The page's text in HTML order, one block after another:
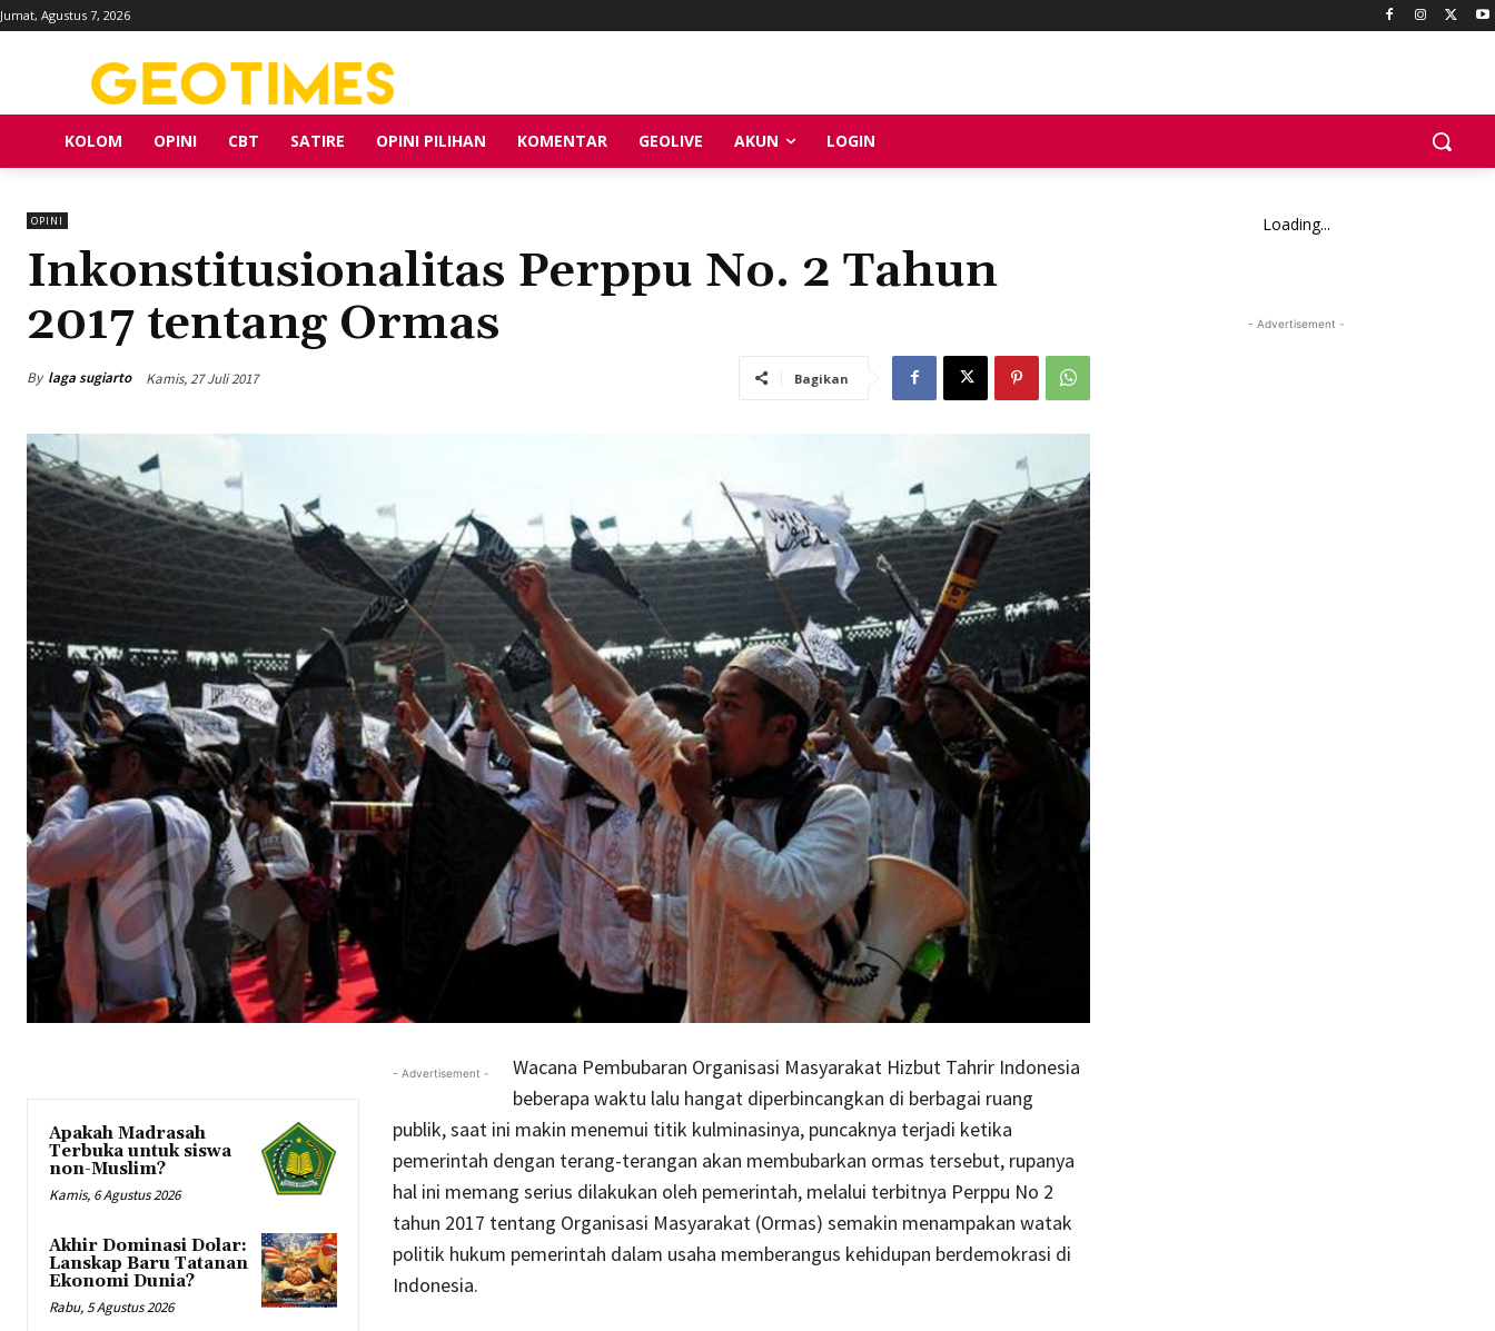
Jumat, Agustus 7, 2026
KOLOM OPINI CBT SATIRE OPINI PILIHAN KOMENTAR GEOLIVE AKUN LOGIN
OPINI
Inkonstitusionalitas Perppu No. 2 Tahun
2017 tentang Ormas
By laga sugiarto Kamis, 27 Juli 2017 Bagikan
Apakah Madrasah
Terbuka untuk siswa
non-Muslim?
Kamis, 6 Agustus 2026
Akhir Dominasi Dolar:
Lanskap Baru Tatanan
Ekonomi Dunia?
Rabu, 5 Agustus 2026
- Advertisement -
Wacana Pembubaran Organisasi Masyarakat Hizbut Tahrir Indonesia
beberapa waktu lalu hangat diperbincangkan di berbagai ruang
publik, saat ini makin menemui titik kulminasinya, puncaknya terjadi ketika
pemerintah dengan terang-terangan akan membubarkan ormas tersebut, rupanya
hal ini memang serius dilakukan oleh pemerintah, melalui terbitnya Perppu No 2
tahun 2017 tentang Organisasi Masyarakat (Ormas) semakin menampakan watak
politik hukum pemerintah dalam usaha memberangus kehidupan berdemokrasi di
Indonesia.
Loading...
- Advertisement -